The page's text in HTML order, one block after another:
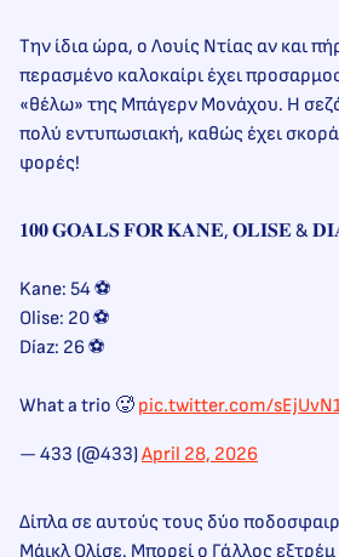
Την ίδια ώρα, ο Λουίς Ντίας αν και
περασμένο καλοκαίρι έχει
«θέλω» της Μπάγερν Μονάχου. Η
πολύ εντυπωσιακή, καθώς έχει
φορές!
𝟏𝟎𝟎 𝐆𝐎𝐀𝐋𝐒 𝐅𝐎𝐑 𝐊𝐀𝐍𝐄, 𝐎𝐋𝐈𝐒𝐄 &
Kane: 54 ⚽
Olise: 20 ⚽
Díaz: 26 ⚽
What a trio 🥵 pic.twitter.com/
— 433 (@433)April 28, 2026
Δίπλα σε αυτούς τους δύο
Μάικλ Ολίσε. Μπορεί ο Γάλλος εξτρέμ